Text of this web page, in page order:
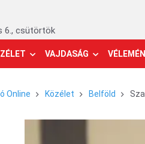
6., csütörtök
VAJDASÁG
Online Közélet Belföld